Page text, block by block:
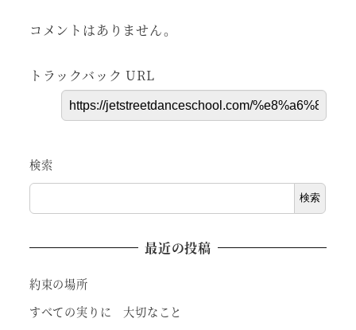
コメントはありません。
トラックバック URL
検索
検索
最近の投稿
約束の場所
すべての実りに 大切なこと